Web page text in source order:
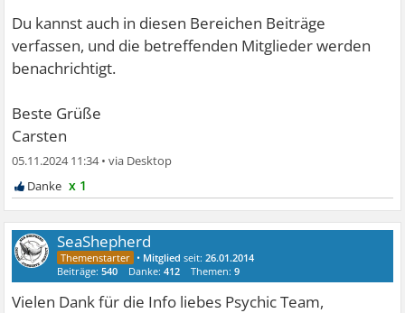
Du kannst auch in diesen Bereichen Beiträge
verfassen, und die betreffenden Mitglieder werden
benachrichtigt.
Beste Grüße
Carsten
05.11.2024 11:34•
x 1
SeaShepherd
• Mitglied seit:26.01.2014
Beiträge:540 Danke:412 Themen:9
Vielen Dank für die Info liebes Psychic Team,